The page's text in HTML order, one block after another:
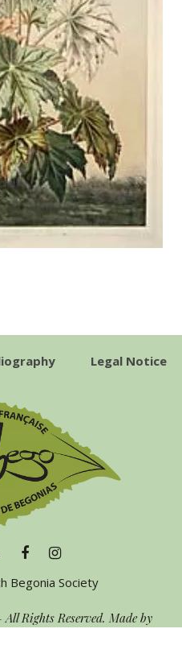
Legal Notice
Begonia Society
Rights Reserved. Made by